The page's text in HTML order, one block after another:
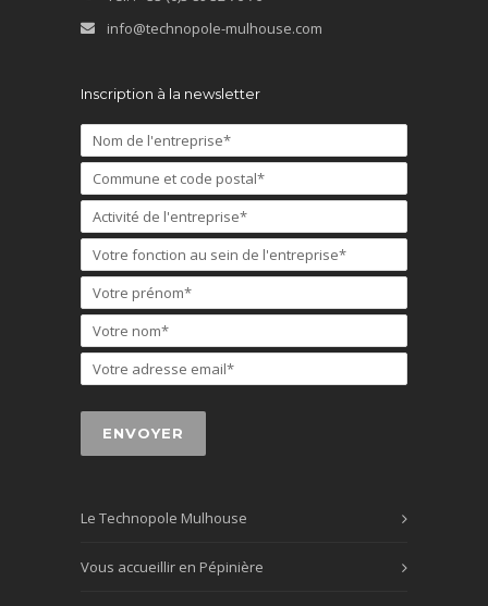
info@technopole-mulhouse.com
Inscription à la newsletter
Le Technopole Mulhouse
Vous accueillir en Pépinière